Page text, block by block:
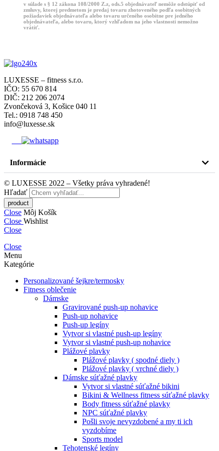
v súlade s § 12 zákona 108/2000 Z.z, ods.5 objednávateľ nemôže odstúpiť od
zmluvy, ktorej predmetom je predaj tovaru zhotoveného podľa osobitných
požiadaviek objednávateľa alebo tovaru určeného osobitne pre jedného
objednávateľa, alebo tovaru, ktorý vzhľadom na jeho vlastnosti nemožno
vrátiť.
LUXESSE – fitness s.r.o.
IČO: 55 670 814
DIČ: 212 206 2074
Zvončeková 3, Košice 040 11
Tel.: 0918 748 450
info@luxesse.sk
Informácie
© LUXESSE 2022 – Všetky práva vyhradené!
Hľadať
Close Môj Košík
Close Wishlist
Close
Close
Menu
Kategórie
Personalizované šejkre/termosky
Fitness oblečenie
Dámske
Gravirované push-up nohavice
Push-up nohavice
Push-up legíny
Vytvor si vlastné push-up legíny
Vytvor si vlastné push-up nohavice
Plážové plavky
Plážové plavky ( spodné diely )
Plážové plavky ( vrchné diely )
Dámske súťažné plavky
Vytvor si vlastné súťažné bikini
Bikini & Wellness fitness súťažné plavky
Body fitness súťažné plavky
NPC súťažné plavky
Pošli svoje nevyzdobené a my ti ich
vyzdobíme
Sports model
Tehotenské legíny